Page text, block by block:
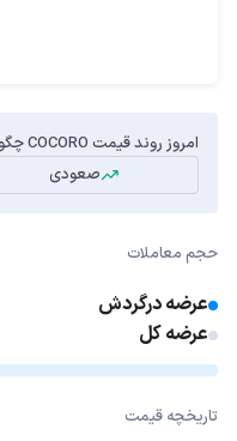
امروز روند قیمت COCORO چگونه خواهد بود؟
صعودی
حجم معاملات
عرضه درگردش
عرضه کل
تاریخچه قیمت